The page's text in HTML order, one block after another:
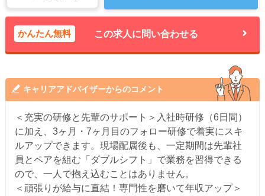
かんたん無料 この求人に問い合わせる
キャリアアドバイザーからのコメント
＜充実の研修と先輩のサポート＞入社時研修（6日間）
に加え、3ヶ月・7ヶ月目のフォロー研修で着実にスキ
ルアップできます。現場配属後も、一定期間は先輩社
員とペアを組む「ダブルシフト」で業務を習得できる
ので、一人で抱え込むことはありません。
＜頑張りが給与に直結！専門性を磨いて年収アップ＞